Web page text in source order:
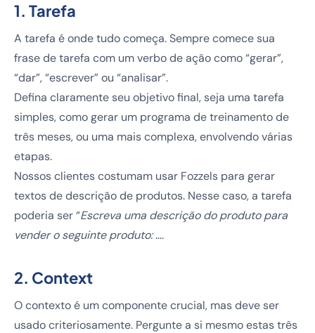
1. Tarefa
A tarefa é onde tudo começa. Sempre comece sua
frase de tarefa com um verbo de ação como “gerar”,
“dar”, “escrever” ou “analisar”.
Defina claramente seu objetivo final, seja uma tarefa
simples, como gerar um programa de treinamento de
três meses, ou uma mais complexa, envolvendo várias
etapas.
Nossos clientes costumam usar Fozzels para gerar
textos de descrição de produtos. Nesse caso, a tarefa
poderia ser “Escreva uma descrição do produto para
vender o seguinte produto:….
2. Context
O contexto é um componente crucial, mas deve ser
usado criteriosamente. Pergunte a si mesmo estas três